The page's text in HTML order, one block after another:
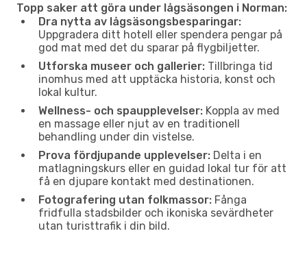
Topp saker att göra under lågsäsongen i Norman:
Dra nytta av lågsäsongsbesparingar:
Uppgradera ditt hotell eller spendera pengar på
god mat med det du sparar på flygbiljetter.
Utforska museer och gallerier: Tillbringa tid
inomhus med att upptäcka historia, konst och
lokal kultur.
Wellness- och spaupplevelser: Koppla av med
en massage eller njut av en traditionell
behandling under din vistelse.
Prova fördjupande upplevelser: Delta i en
matlagningskurs eller en guidad lokal tur för att
få en djupare kontakt med destinationen.
Fotografering utan folkmassor: Fånga
fridfulla stadsbilder och ikoniska sevärdheter
utan turisttrafik i din bild.